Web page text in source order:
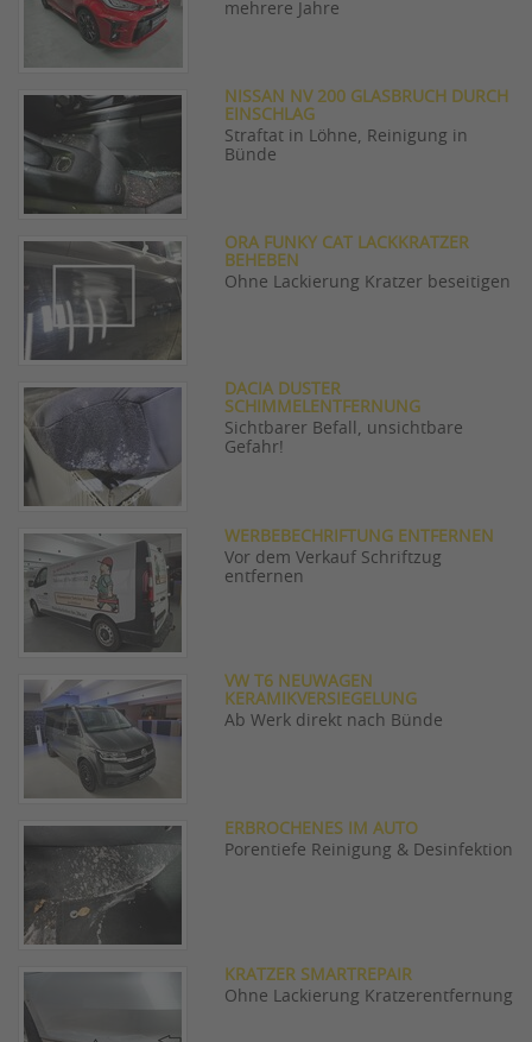
mehrere Jahre
NISSAN NV 200 GLASBRUCH DURCH
EINSCHLAG
Straftat in Löhne, Reinigung in
Bünde
ORA FUNKY CAT LACKKRATZER
BEHEBEN
Ohne Lackierung Kratzer beseitigen
DACIA DUSTER
SCHIMMELENTFERNUNG
Sichtbarer Befall, unsichtbare
Gefahr!
WERBEBECHRIFTUNG ENTFERNEN
Vor dem Verkauf Schriftzug
entfernen
VW T6 NEUWAGEN
KERAMIKVERSIEGELUNG
Ab Werk direkt nach Bünde
ERBROCHENES IM AUTO
Porentiefe Reinigung & Desinfektion
KRATZER SMARTREPAIR
Ohne Lackierung Kratzerentfernung